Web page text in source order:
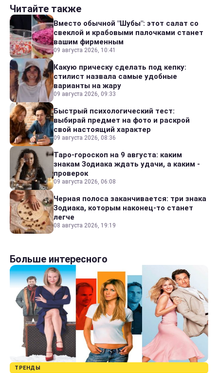
Читайте также
Вместо обычной "Шубы": этот салат со
свеклой и крабовыми палочками станет
вашим фирменным
09 августа 2026, 10:41
Какую прическу сделать под кепку:
стилист назвала самые удобные
варианты на жару
09 августа 2026, 09:33
Быстрый психологический тест:
выбирай предмет на фото и раскрой
свой настоящий характер
09 августа 2026, 08:36
Таро-гороскоп на 9 августа: каким
знакам Зодиака ждать удачи, а каким -
проверок
09 августа 2026, 06:08
Черная полоса заканчивается: три знака
Зодиака, которым наконец-то станет
легче
08 августа 2026, 19:19
Больше интересного
ТРЕНДЫ